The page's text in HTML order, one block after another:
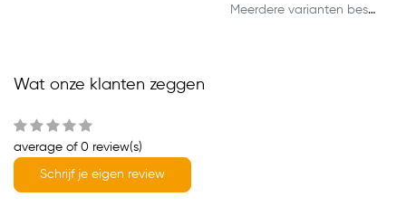
Meerdere varianten beschikbaar
Wat onze klanten zeggen
average of 0 review(s)
Schrijf je eigen review